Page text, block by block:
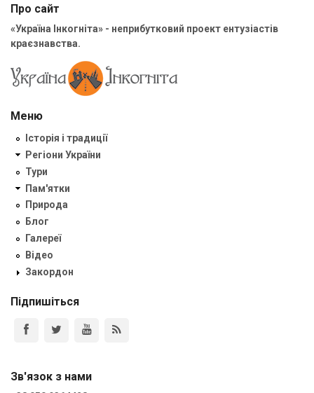
Про сайт
«Україна Інкогніта» - неприбутковий проект ентузіастів
краєзнавства.
Меню
Історія і традиції
Регіони України
Тури
Пам'ятки
Природа
Блог
Галереї
Відео
Закордон
Підпишіться
Зв'язок з нами